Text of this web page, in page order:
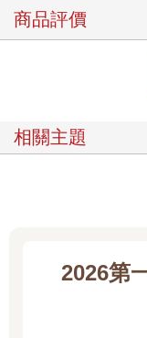
商品評價
相關主題
2026第